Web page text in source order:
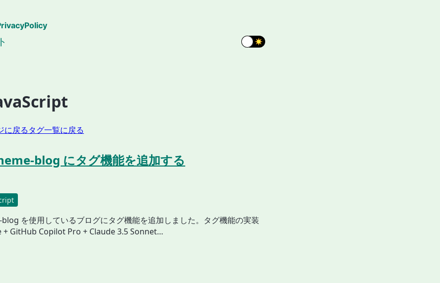
に戻るタグ一覧に戻る
blog にタグ機能を追加する
を使用しているブログにタグ機能を追加しました。タグ機能の実装
+ GitHub Copilot Pro + Claude 3.5 Sonnet…